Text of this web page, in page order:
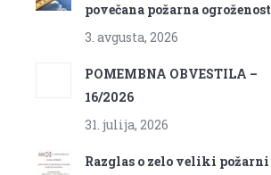
povečana požarna ogroženost
3. avgusta, 2026
POMEMBNA OBVESTILA –
16/2026
31. julija, 2026
Razglas o zelo veliki požarni